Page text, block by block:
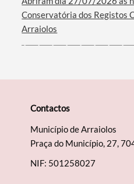
Filtros
Conservatória dos Registos
Arraiolos
Contactos
Município de Arraiolos
Praça do Município, 27,
NIF: 501258027